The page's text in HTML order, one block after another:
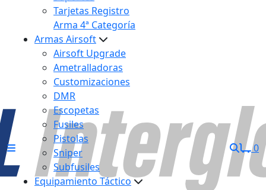
Tarjetas Registro
Arma 4ª Categoría
Armas Airsoft
Airsoft Upgrade
Ametralladoras
Customizaciones
DMR
Escopetas
Fusiles
Pistolas
Sniper
Subfusiles
Equipamiento Táctico
0